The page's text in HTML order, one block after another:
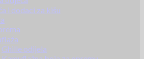
i dodaci za kišu
Ghille odijela